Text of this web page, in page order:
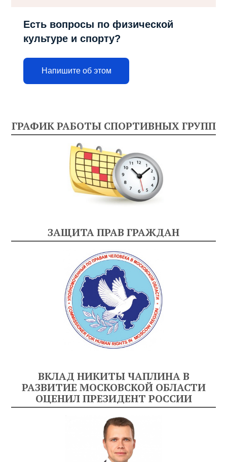
Есть вопросы по физической
культуре и спорту?
Напишите об этом
ГРАФИК РАБОТЫ СПОРТИВНЫХ ГРУПП
ЗАЩИТА ПРАВ ГРАЖДАН
ВКЛАД НИКИТЫ ЧАПЛИНА В
РАЗВИТИЕ МОСКОВСКОЙ ОБЛАСТИ
ОЦЕНИЛ ПРЕЗИДЕНТ РОССИИ